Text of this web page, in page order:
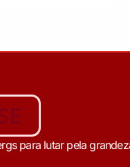
para lutar pela